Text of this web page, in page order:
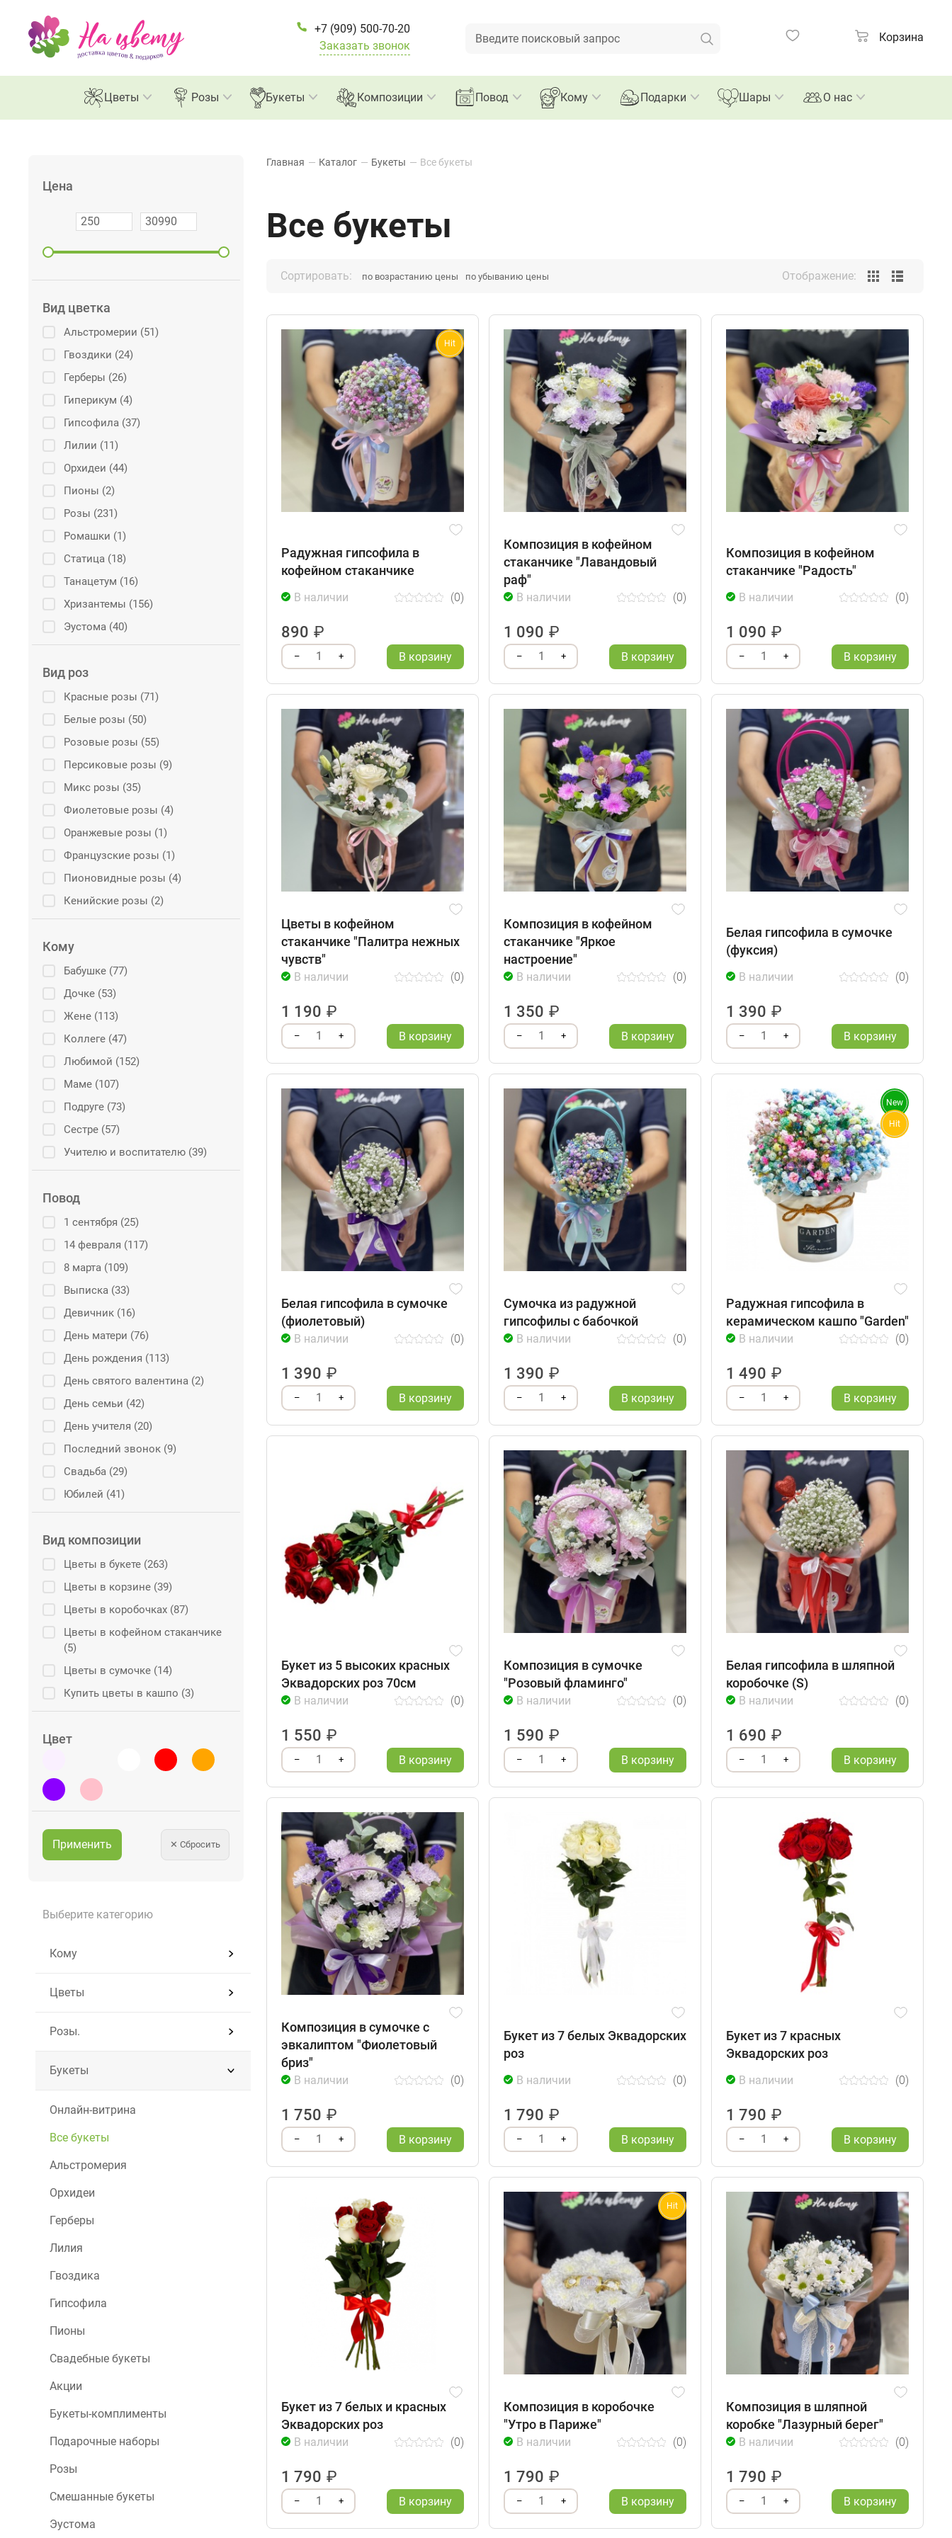
+7 (909) 500-70-20
Заказать звонок
Корзина
Цветы Розы Букеты Композиции Повод Кому Подарки Шары О нас
Выберите категорию
Кому
Цветы
Розы.
Букеты
Онлайн-витрина
Все букеты
Альстромерия
Орхидеи
Герберы
Лилия
Гвоздика
Гипсофила
Пионы
Свадебные букеты
Акции
Букеты-комплименты
Подарочные наборы
Розы
Смешанные букеты
Эустома
Цена
Вид цветка
Альстромерии (51)
Гвоздики (24)
Герберы (26)
Гиперикум (4)
Гипсофила (37)
Лилии (11)
Орхидеи (44)
Пионы (2)
Розы (231)
Ромашки (1)
Статица (18)
Танацетум (16)
Хризантемы (156)
Эустома (40)
Вид роз
Красные розы (71)
Белые розы (50)
Розовые розы (55)
Персиковые розы (9)
Микс розы (35)
Фиолетовые розы (4)
Оранжевые розы (1)
Французские розы (1)
Пионовидные розы (4)
Кенийские розы (2)
Кому
Бабушке (77)
Дочке (53)
Жене (113)
Коллеге (47)
Любимой (152)
Маме (107)
Подруге (73)
Сестре (57)
Учителю и воспитателю (39)
Повод
1 сентября (25)
14 февраля (117)
8 марта (109)
Выписка (33)
Девичник (16)
День матери (76)
День рождения (113)
День святого валентина (2)
День семьи (42)
День учителя (20)
Последний звонок (9)
Свадьба (29)
Юбилей (41)
Вид композиции
Цветы в букете (263)
Цветы в корзине (39)
Цветы в коробочках (87)
Цветы в кофейном стаканчике
(5)
Цветы в сумочке (14)
Купить цветы в кашпо (3)
Цвет
Применить ✕ Сбросить
Главная — Каталог — Букеты — Все букеты
Все букеты
Сортировать: по возрастанию цены по убыванию цены Отображение:
Hit
Радужная гипсофила в
кофейном стаканчике
В наличии (0)
890 ₽
– 1 + В корзину
Композиция в кофейном
стаканчике "Лавандовый
раф"
В наличии (0)
1 090 ₽
– 1 + В корзину
Композиция в кофейном
стаканчике "Радость"
В наличии (0)
1 090 ₽
– 1 + В корзину
Цветы в кофейном
стаканчике "Палитра нежных
чувств"
В наличии (0)
1 190 ₽
– 1 + В корзину
Композиция в кофейном
стаканчике "Яркое
настроение"
В наличии (0)
1 350 ₽
– 1 + В корзину
Белая гипсофила в сумочке
(фуксия)
В наличии (0)
1 390 ₽
– 1 + В корзину
Белая гипсофила в сумочке
(фиолетовый)
В наличии (0)
1 390 ₽
– 1 + В корзину
Сумочка из радужной
гипсофилы с бабочкой
В наличии (0)
1 390 ₽
– 1 + В корзину
New
Hit
Радужная гипсофила в
керамическом кашпо "Garden"
В наличии (0)
1 490 ₽
– 1 + В корзину
Букет из 5 высоких красных
Эквадорских роз 70см
В наличии (0)
1 550 ₽
– 1 + В корзину
Композиция в сумочке
"Розовый фламинго"
В наличии (0)
1 590 ₽
– 1 + В корзину
Белая гипсофила в шляпной
коробочке (S)
В наличии (0)
1 690 ₽
– 1 + В корзину
Композиция в сумочке с
эвкалиптом "Фиолетовый
бриз"
В наличии (0)
1 750 ₽
– 1 + В корзину
Букет из 7 белых Эквадорских
роз
В наличии (0)
1 790 ₽
– 1 + В корзину
Букет из 7 красных
Эквадорских роз
В наличии (0)
1 790 ₽
– 1 + В корзину
Букет из 7 белых и красных
Эквадорских роз
В наличии (0)
1 790 ₽
– 1 + В корзину
Hit
Композиция в коробочке
"Утро в Париже"
В наличии (0)
1 790 ₽
– 1 + В корзину
Композиция в шляпной
коробке "Лазурный берег"
В наличии (0)
1 790 ₽
– 1 + В корзину